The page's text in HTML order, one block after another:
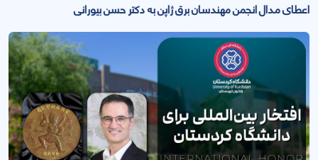
اعطای مدال انجمن مهندسان برق ژاپن به دکتر حسن بیورانی